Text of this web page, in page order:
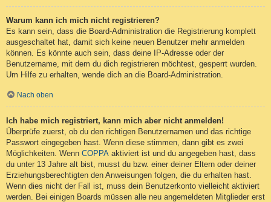
Warum kann ich mich nicht registrieren?
Es kann sein, dass die Board-Administration die Registrierung komplett
ausgeschaltet hat, damit sich keine neuen Benutzer mehr anmelden
können. Es könnte auch sein, dass deine IP-Adresse oder der
Benutzername, mit dem du dich registrieren möchtest, gesperrt wurden.
Um Hilfe zu erhalten, wende dich an die Board-Administration.
Nach oben
Ich habe mich registriert, kann mich aber nicht anmelden!
Überprüfe zuerst, ob du den richtigen Benutzernamen und das richtige
Passwort eingegeben hast. Wenn diese stimmen, dann gibt es zwei
Möglichkeiten. Wenn COPPA aktiviert ist und du angegeben hast, dass
du unter 13 Jahre alt bist, musst du bzw. einer deiner Eltern oder deiner
Erziehungsberechtigten den Anweisungen folgen, die du erhalten hast.
Wenn dies nicht der Fall ist, muss dein Benutzerkonto vielleicht aktiviert
werden. Bei einigen Boards müssen alle neu angemeldeten Mitglieder erst